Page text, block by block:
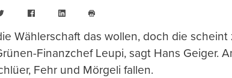
Twitter FacebookLinkedIn
Wählerschaft das wollen, doch die scheint
Finanzchef Leupi, sagt Hans Geiger.
Fehr und Mörgeli fallen.